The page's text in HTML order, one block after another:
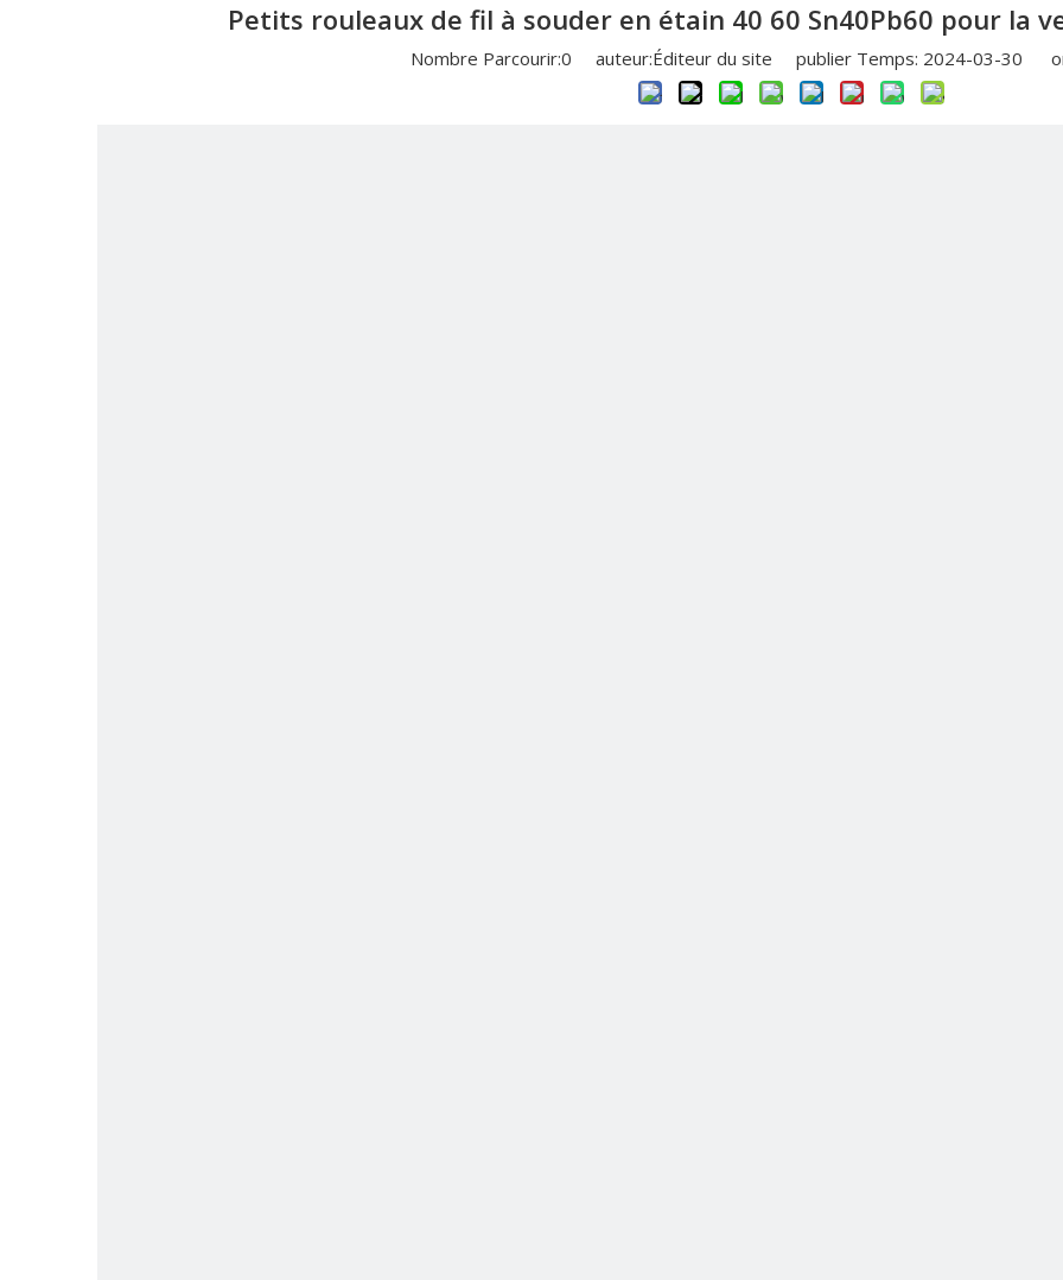
Petits rouleaux de fil à souder en étain 40 60 Sn40Pb60 pour la
Nombre Parcourir:0 auteur:Éditeur du site publier Temps: 2024-03-30